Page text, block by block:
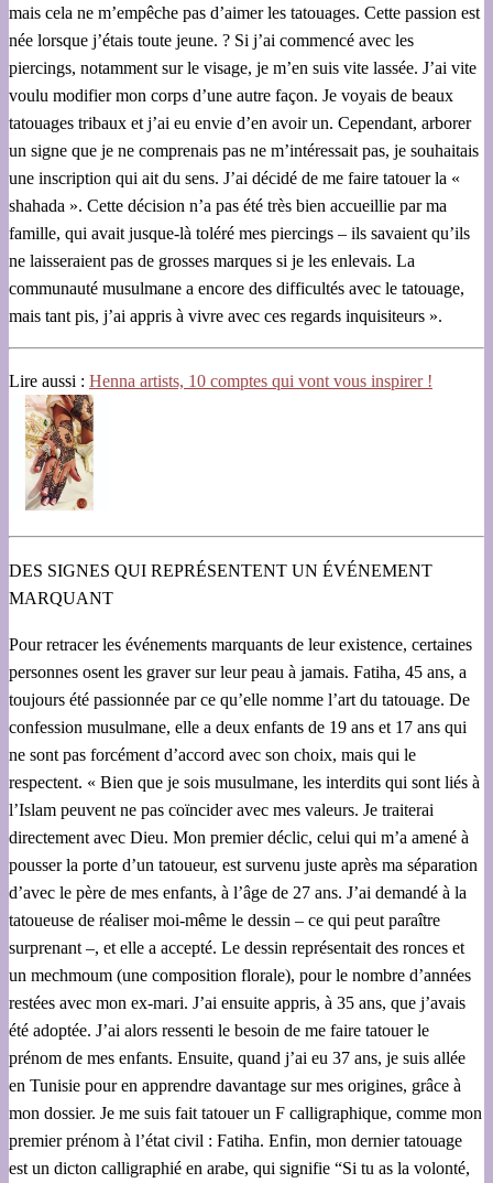
mais cela ne m’empêche pas d’aimer les tatouages. Cette passion est
née lorsque j’étais toute jeune. ? Si j’ai commencé avec les
piercings, notamment sur le visage, je m’en suis vite lassée. J’ai vite
voulu modifier mon corps d’une autre façon. Je voyais de beaux
tatouages tribaux et j’ai eu envie d’en avoir un. Cependant, arborer
un signe que je ne comprenais pas ne m’intéressait pas, je souhaitais
une inscription qui ait du sens. J’ai décidé de me faire tatouer la «
shahada ». Cette décision n’a pas été très bien accueillie par ma
famille, qui avait jusque-là toléré mes piercings – ils savaient qu’ils
ne laisseraient pas de grosses marques si je les enlevais. La
communauté musulmane a encore des difficultés avec le tatouage,
mais tant pis, j’ai appris à vivre avec ces regards inquisiteurs ».
Lire aussi : Henna artists, 10 comptes qui vont vous inspirer !
DES SIGNES QUI REPRÉSENTENT UN ÉVÉNEMENT
MARQUANT
Pour retracer les événements marquants de leur existence, certaines
personnes osent les graver sur leur peau à jamais. Fatiha, 45 ans, a
toujours été passionnée par ce qu’elle nomme l’art du tatouage. De
confession musulmane, elle a deux enfants de 19 ans et 17 ans qui
ne sont pas forcément d’accord avec son choix, mais qui le
respectent. « Bien que je sois musulmane, les interdits qui sont liés à
l’Islam peuvent ne pas coïncider avec mes valeurs. Je traiterai
directement avec Dieu. Mon premier déclic, celui qui m’a amené à
pousser la porte d’un tatoueur, est survenu juste après ma séparation
d’avec le père de mes enfants, à l’âge de 27 ans. J’ai demandé à la
tatoueuse de réaliser moi-même le dessin – ce qui peut paraître
surprenant –, et elle a accepté. Le dessin représentait des ronces et
un mechmoum (une composition florale), pour le nombre d’années
restées avec mon ex-mari. J’ai ensuite appris, à 35 ans, que j’avais
été adoptée. J’ai alors ressenti le besoin de me faire tatouer le
prénom de mes enfants. Ensuite, quand j’ai eu 37 ans, je suis allée
en Tunisie pour en apprendre davantage sur mes origines, grâce à
mon dossier. Je me suis fait tatouer un F calligraphique, comme mon
premier prénom à l’état civil : Fatiha. Enfin, mon dernier tatouage
est un dicton calligraphié en arabe, qui signifie “Si tu as la volonté,